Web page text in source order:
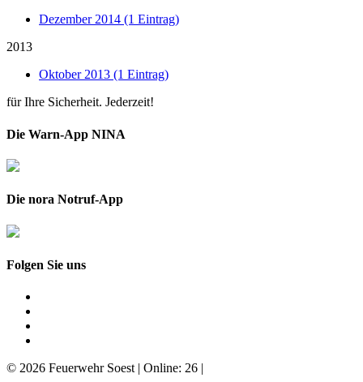
Dezember 2014 (1 Eintrag)
2013
Oktober 2013 (1 Eintrag)
für Ihre Sicherheit. Jederzeit!
Die Warn-App NINA
Die nora Notruf-App
Folgen Sie uns
© 2026 Feuerwehr Soest | Online: 26 |